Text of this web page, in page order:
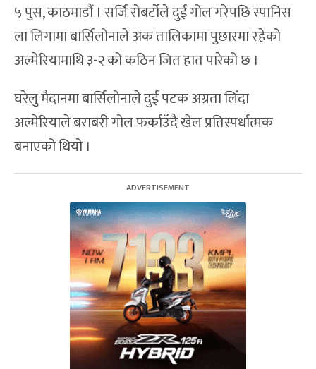
५ पुस, काठमाडौं । सर्जि रोबर्टोले दुई गोल गरेपछि स्पानिस
ला लिगामा बार्सिलोनाले अंक तालिकामा पुछारमा रहेको
अल्मेरियामाथि ३-२ को कठिन जित हात पारेको छ ।
घरेलु मैदानमा बार्सिलोनाले दुई पटक अग्रता लिँदा
अल्मेरियाले बराबरी गोल फर्काउँदै खेल प्रतिस्पर्धात्मक
बनाएको थियो ।